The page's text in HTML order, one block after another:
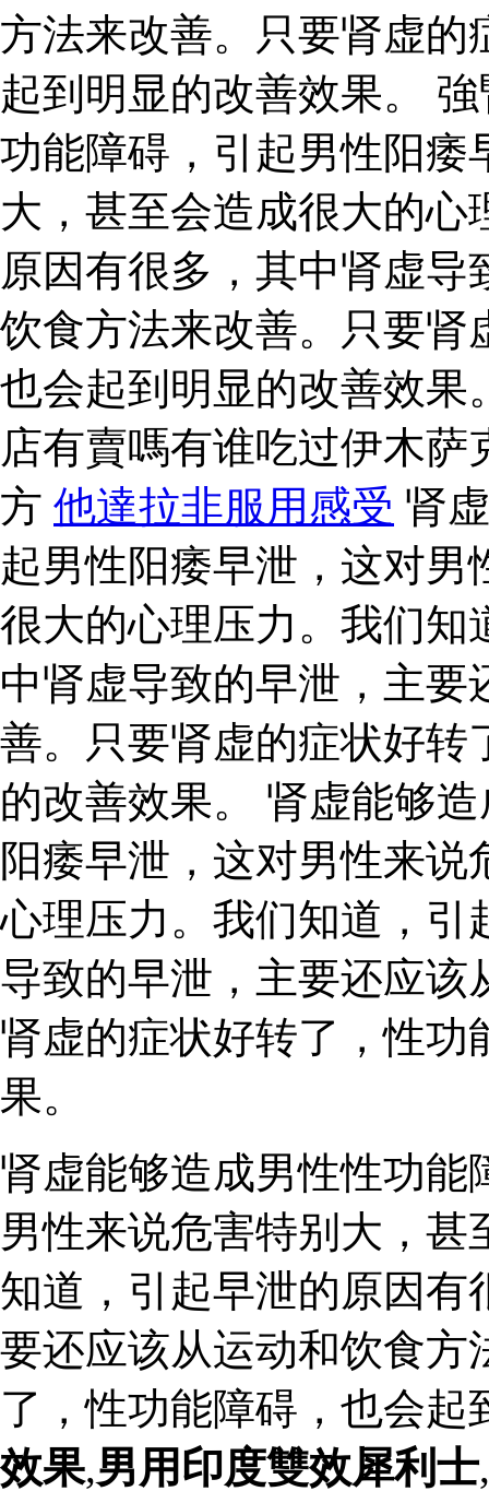
方法来改善。只要肾虚的
起到明显的改善效果。
功能障碍，引起男性阳痿
大，甚至会造成很大的
原因有很多，其中肾虚
饮食方法来改善。只要肾
也会起到明显的改善效果
店有賣嗎有谁吃过伊木
方 他達拉非服用感受 肾
起男性阳痿早泄，这对
很大的心理压力。我们知
中肾虚导致的早泄，主
善。只要肾虚的症状好转
的改善效果。 肾虚能够
阳痿早泄，这对男性来
心理压力。我们知道，引
导致的早泄，主要还应该
肾虚的症状好转了，性功
果。
肾虚能够造成男性性功能
男性来说危害特别大，
知道，引起早泄的原因有
要还应该从运动和饮食方
了，性功能障碍，也会
效果,男用印度雙效犀利士,